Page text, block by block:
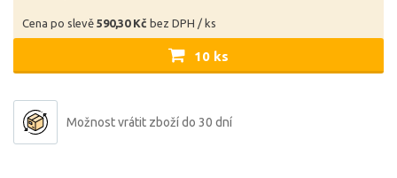
Cena po slevě 590,30 Kč bez DPH / ks
10 ks
Možnost vrátit zboží do 30 dní